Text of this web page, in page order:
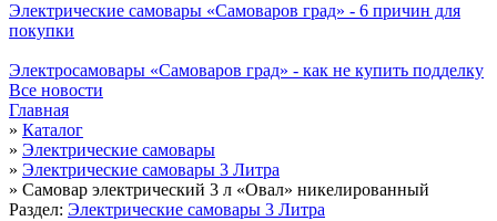
Электрические самовары «Самоваров град» - 6 причин для
покупки
Электросамовары «Самоваров град» - как не купить подделку
Все новости
Главная
» Каталог
» Электрические самовары
» Электрические самовары 3 Литра
» Самовар электрический 3 л «Овал» никелированный
Раздел: Электрические самовары 3 Литра